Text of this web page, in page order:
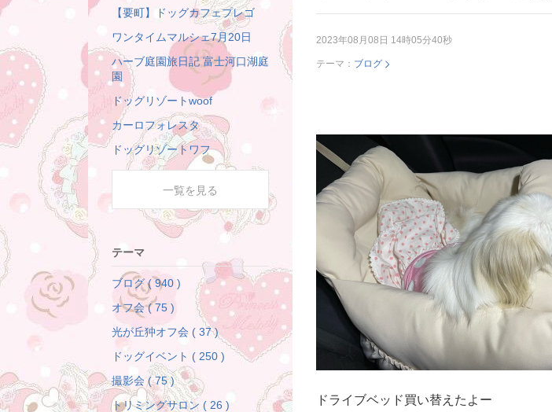
2023年08月08日 14時05分40秒
テーマ： ブログ
ドライブベッド買い替えたよー
【要町】ドッグカフェプレゴ
ワンタイムマルシェ7月20日
ハーブ庭園旅日記 富士河口湖庭
園
ドッグリゾートwoof
カーロフォレスタ
ドッグリゾートワフ
一覧を見る
テーマ
ブログ ( 940 )
オフ会 ( 75 )
光が丘狆オフ会 ( 37 )
ドッグイベント ( 250 )
撮影会 ( 75 )
トリミングサロン ( 26 )